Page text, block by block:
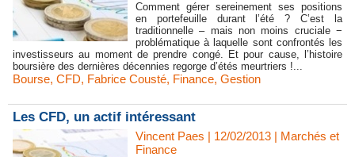
Comment gérer sereinement ses positions
en portefeuille durant l’été ? C’est la
traditionnelle – mais non moins cruciale −
problématique à laquelle sont confrontés les
investisseurs au moment de prendre congé. Et pour cause, l’histoire
boursière des dernières décennies regorge d’étés meurtriers !...
Bourse, CFD, Fabrice Cousté, Finance, Gestion
Les CFD, un actif intéressant
Vincent Paes | 12/02/2013 | Marchés et
Finance